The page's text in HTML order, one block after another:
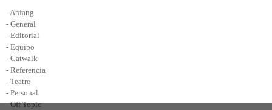
- Anfang
- General
- Editorial
- Equipo
- Catwalk
- Referencia
- Teatro
- Personal
- Off Topic